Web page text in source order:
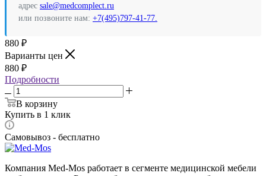
адрес sale@medcomplect.ru
или позвоните нам: +7(495)797-41-77.
880 ₽
Варианты цен
880 ₽
Подробности
В корзину
Купить в 1 клик
Самовывоз - бесплатно
Компания Med-Mos работает в сегменте медицинской мебели